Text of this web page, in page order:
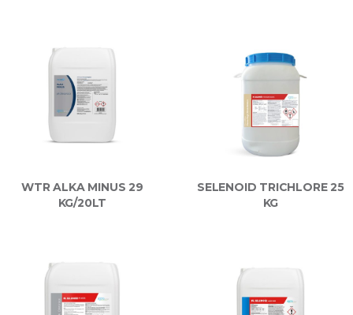
WTR ALKA MINUS 29
KG/20LT
SELENOID TRICHLORE 25
KG